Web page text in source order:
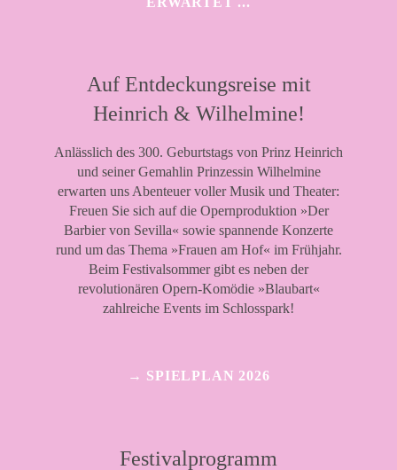
Auf Entdeckungsreise mit
Heinrich & Wilhelmine!
Anlässlich des 300. Geburtstags von Prinz Heinrich
und seiner Gemahlin Prinzessin Wilhelmine
erwarten uns Abenteuer voller Musik und Theater:
Freuen Sie sich auf die Opernproduktion »Der
Barbier von Sevilla« sowie spannende Konzerte
rund um das Thema »Frauen am Hof« im Frühjahr.
Beim Festivalsommer gibt es neben der
revolutionären Opern-Komödie »Blaubart«
zahlreiche Events im Schlosspark!
→ SPIELPLAN 2026
Festivalprogramm